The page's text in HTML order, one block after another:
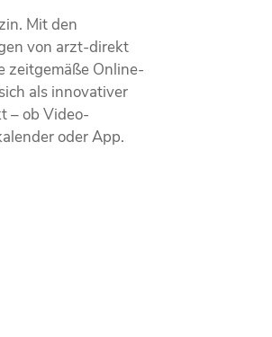
Mit den
von arzt-direkt
zeitgemäße Online-
als innovativer
– ob Video­
oder App.